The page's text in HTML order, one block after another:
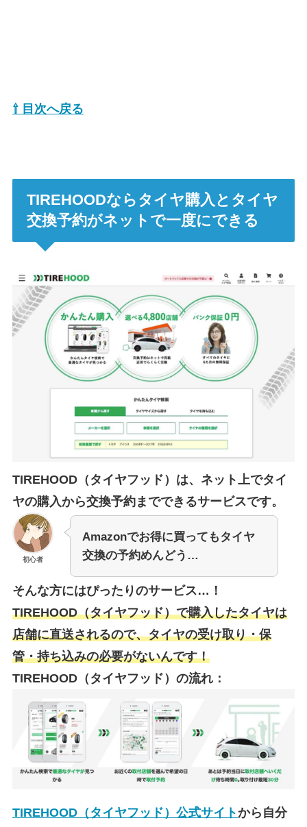
⇧ 目次へ戻る
TIREHOODならタイヤ購入とタイヤ
交換予約がネットで一度にできる
TIREHOOD（タイヤフッド）は、ネット上でタイ
ヤの購入から交換予約までできるサービスです。
初心者
Amazonでお得に買ってもタイヤ
交換の予約めんどう…
そんな方にはぴったりのサービス…！
TIREHOOD（タイヤフッド）で購入したタイヤは
店舗に直送されるので、タイヤの受け取り・保
管・持ち込みの必要がないんです！
TIREHOOD（タイヤフッド）の流れ：
TIREHOOD（タイヤフッド）公式サイトから自分